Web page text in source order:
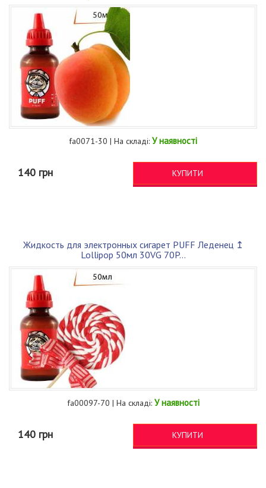
fa0071-30 | На складі: У наявності
140 грн КУПИТИ
Жидкость для электронных сигарет PUFF Леденец ↥
Lollipop 50мл 30VG 70P...
fa00097-70 | На складі: У наявності
140 грн КУПИТИ